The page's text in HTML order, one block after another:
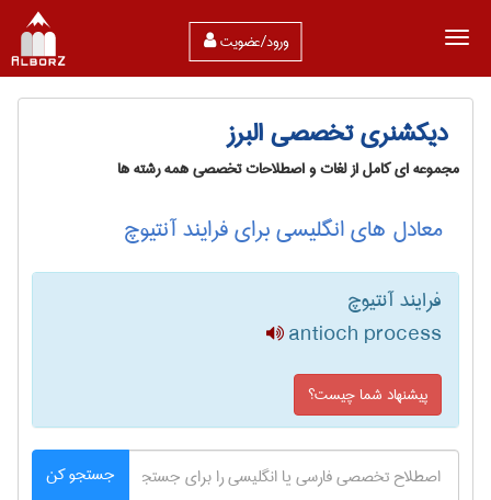
ورود/عضویت
دیکشنری تخصصی البرز
مجموعه ای کامل از لغات و اصطلاحات تخصصی همه رشته ها
معادل های انگلیسی برای فرایند آنتیوچ
فرایند آنتیوچ
antioch process
پیشنهاد شما چیست؟
جستجو کن